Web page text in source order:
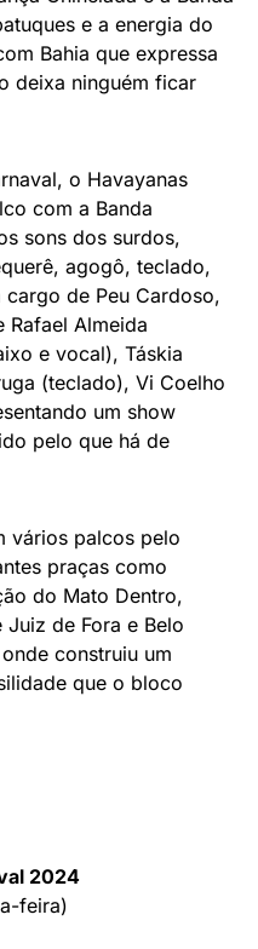
e a energia do
Bahia que expressa
deixa ninguém ficar
o Havayanas
com a Banda
sons dos surdos,
agogô, teclado,
de Peu Cardoso,
Rafael Almeida
e vocal), Táskia
(teclado), Vi Coelho
um show
pelo que há de
vários palcos pelo
praças como
do Mato Dentro,
de Fora e Belo
construiu um
que o bloco
2024
feira)